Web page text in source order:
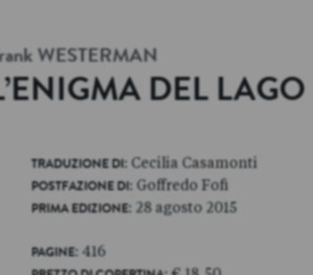
WESTERMAN
DEL
TRADUZIONE DI: Cecilia Casamonti
POSTFAZIONE DI: Goffredo Fofi
PRIMA EDIZIONE: 28 agosto 2015
PAGINE: 416